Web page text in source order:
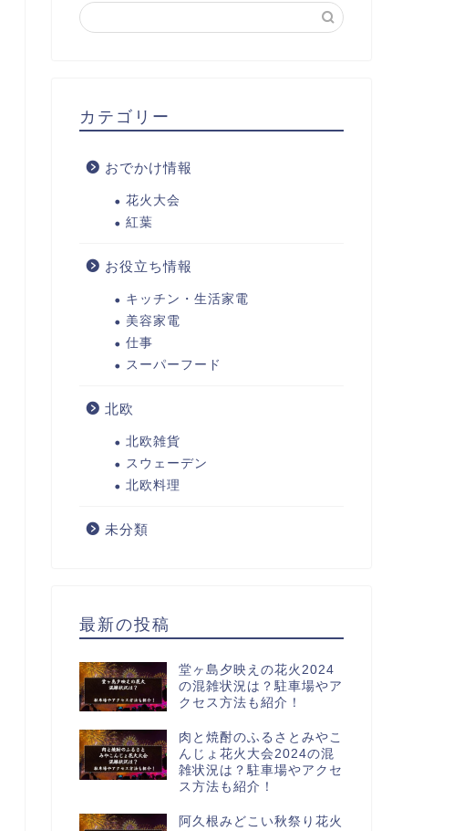
カテゴリー
おでかけ情報
花火大会
紅葉
お役立ち情報
キッチン・生活家電
美容家電
仕事
スーパーフード
北欧
北欧雑貨
スウェーデン
北欧料理
未分類
最新の投稿
堂ヶ島夕映えの花火2024
の混雑状況は？駐車場やア
クセス方法も紹介！
肉と焼酎のふるさとみやこ
んじょ花火大会2024の混
雑状況は？駐車場やアクセ
ス方法も紹介！
阿久根みどこい秋祭り花火